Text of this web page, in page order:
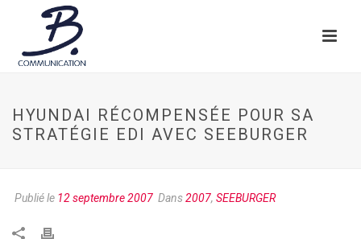
HYUNDAI RÉCOMPENSÉE POUR SA
STRATÉGIE EDI AVEC SEEBURGER
Publié le 12 septembre 2007 Dans2007, SEEBURGER